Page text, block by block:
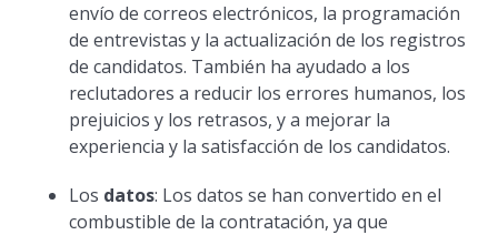
envío de correos electrónicos, la programación
de entrevistas y la actualización de los registros
de candidatos. También ha ayudado a los
reclutadores a reducir los errores humanos, los
prejuicios y los retrasos, y a mejorar la
experiencia y la satisfacción de los candidatos.
Los datos: Los datos se han convertido en el
combustible de la contratación, ya que